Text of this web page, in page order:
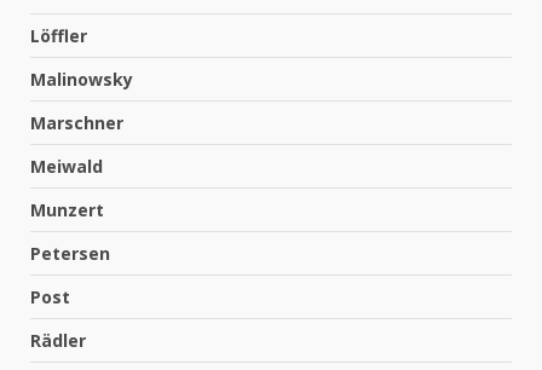
Löffler
Malinowsky
Marschner
Meiwald
Munzert
Petersen
Post
Rädler